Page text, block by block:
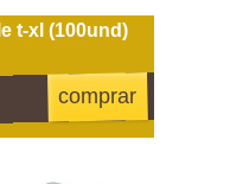
t-xl (100und)
comprar